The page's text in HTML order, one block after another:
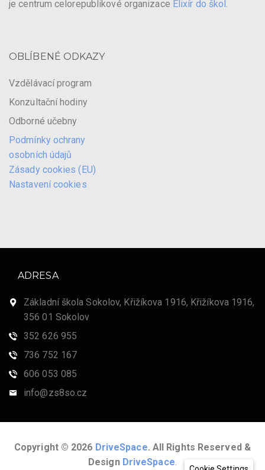
je centrum celorepublikové organizace Elixír do škol .
OBLÍBENÉ ODKAZY
Vzdělávací program
Konzultační hodiny
Odborné učebny
Podmínky ochrany
osobních údajů
Zásady cookies (EU)
Nastavení cookies
ADRESA
Základní škola Sokolov, Křižíkova 1916, Křižíkova 1916,
356 01 Sokolov
352 626 955
736 752 167
606 053 085
info@zs8so.cz
Copyright © 2026 DriveSpace. All Rights Reserved &
Design DriveSpace.